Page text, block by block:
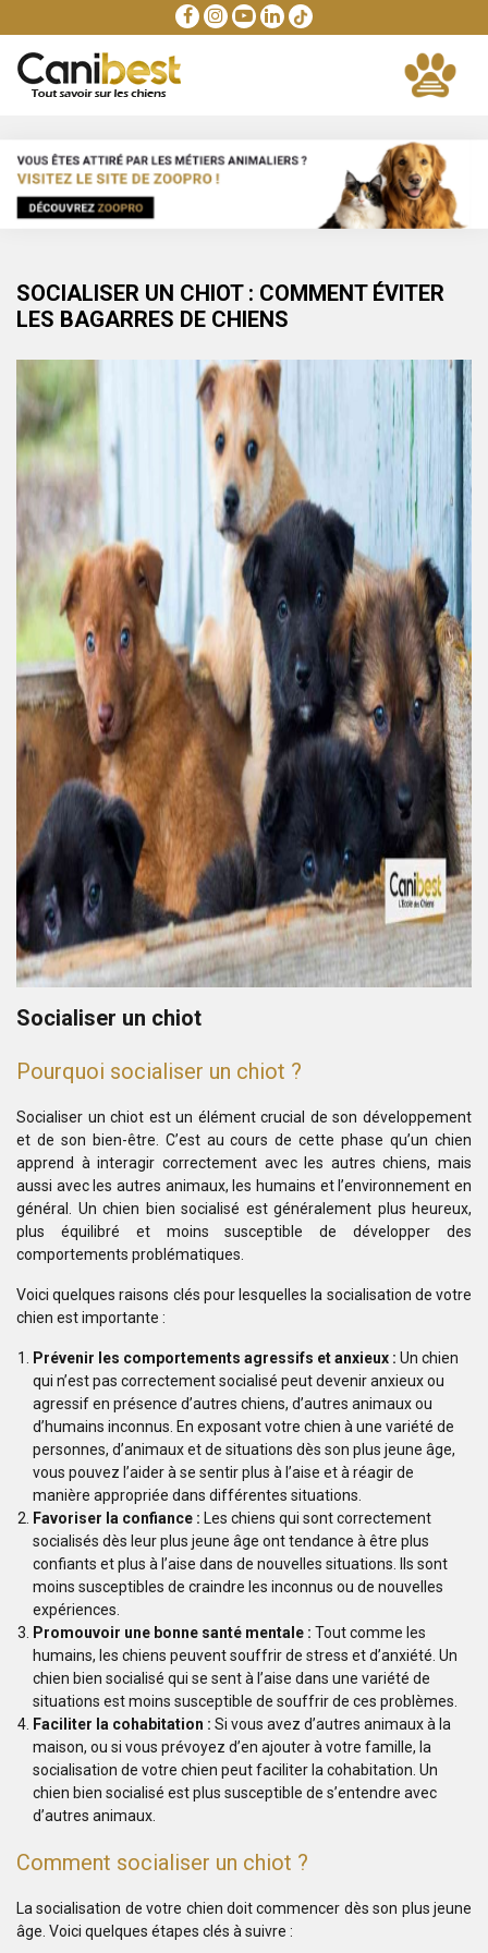
SOCIALISER UN CHIOT : COMMENT ÉVITER
LES BAGARRES DE CHIENS
Socialiser un chiot
Pourquoi socialiser un chiot ?
Socialiser un chiot est un élément crucial de son développement
et de son bien-être. C’est au cours de cette phase qu’un chien
apprend à interagir correctement avec les autres chiens, mais
aussi avec les autres animaux, les humains et l’environnement en
général. Un chien bien socialisé est généralement plus heureux,
plus équilibré et moins susceptible de développer des
comportements problématiques.
Voici quelques raisons clés pour lesquelles la socialisation de votre
chien est importante :
Prévenir les comportements agressifs et anxieux : Un chien
qui n’est pas correctement socialisé peut devenir anxieux ou
agressif en présence d’autres chiens, d’autres animaux ou
d’humains inconnus. En exposant votre chien à une variété de
personnes, d’animaux et de situations dès son plus jeune âge,
vous pouvez l’aider à se sentir plus à l’aise et à réagir de
manière appropriée dans différentes situations.
Favoriser la confiance : Les chiens qui sont correctement
socialisés dès leur plus jeune âge ont tendance à être plus
confiants et plus à l’aise dans de nouvelles situations. Ils sont
moins susceptibles de craindre les inconnus ou de nouvelles
expériences.
Promouvoir une bonne santé mentale : Tout comme les
humains, les chiens peuvent souffrir de stress et d’anxiété. Un
chien bien socialisé qui se sent à l’aise dans une variété de
situations est moins susceptible de souffrir de ces problèmes.
Faciliter la cohabitation : Si vous avez d’autres animaux à la
maison, ou si vous prévoyez d’en ajouter à votre famille, la
socialisation de votre chien peut faciliter la cohabitation. Un
chien bien socialisé est plus susceptible de s’entendre avec
d’autres animaux.
Comment socialiser un chiot ?
La socialisation de votre chien doit commencer dès son plus jeune
âge. Voici quelques étapes clés à suivre :